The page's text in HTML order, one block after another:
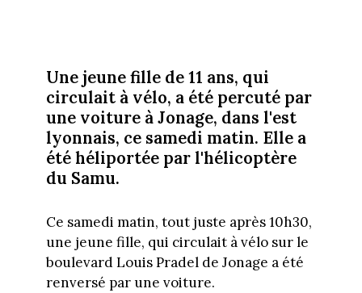
Une jeune fille de 11 ans, qui
circulait à vélo, a été percuté par
une voiture à Jonage, dans l'est
lyonnais, ce samedi matin. Elle a
été héliportée par l'hélicoptère
du Samu.
Ce samedi matin, tout juste après 10h30,
une jeune fille, qui circulait à vélo sur le
boulevard Louis Pradel de Jonage a été
renversé par une voiture.